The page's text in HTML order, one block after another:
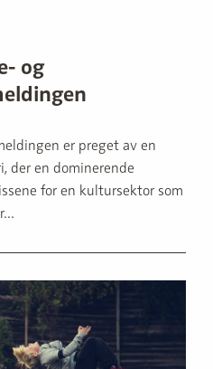
og
er preget av en
der en dominerende
for en kultursektor som